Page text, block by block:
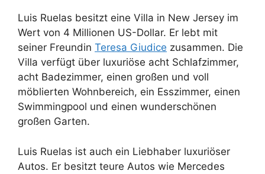
Luis Ruelas besitzt eine Villa in New Jersey im
Wert von 4 Millionen US-Dollar. Er lebt mit
seiner Freundin Teresa Giudice zusammen. Die
Villa verfügt über luxuriöse acht Schlafzimmer,
acht Badezimmer, einen großen und voll
möblierten Wohnbereich, ein Esszimmer, einen
Swimmingpool und einen wunderschönen
großen Garten.
Luis Ruelas ist auch ein Liebhaber luxuriöser
Autos. Er besitzt teure Autos wie Mercedes